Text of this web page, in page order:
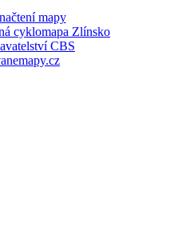
mapy
CBS